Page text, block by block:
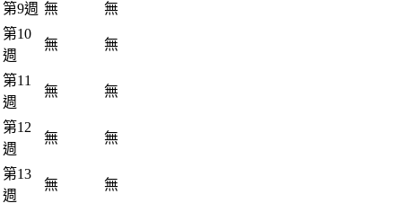
第9週 無
無
第10
週
無 無
第11
週
無 無
第12
週
無 無
第13
週
無 無